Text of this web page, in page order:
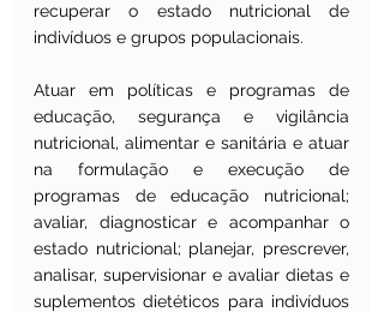
recuperar o estado nutricional de
indivíduos e grupos populacionais.
Atuar em políticas e programas de
educação, segurança e vigilância
nutricional, alimentar e sanitária e atuar
na formulação e execução de
programas de educação nutricional;
avaliar, diagnosticar e acompanhar o
estado nutricional; planejar, prescrever,
analisar, supervisionar e avaliar dietas e
suplementos dietéticos para indivíduos